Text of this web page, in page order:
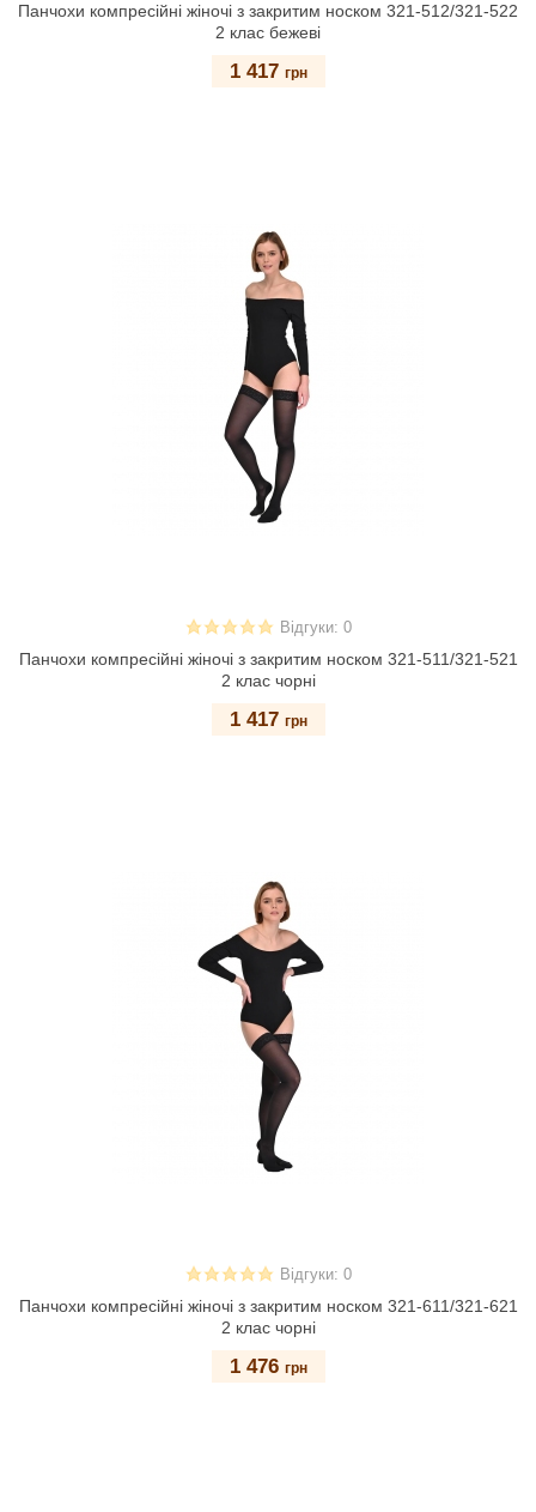
Панчохи компресійні жіночі з закритим носком 321-512/321-522
2 клас бежеві
1 417 грн
Відгуки: 0
Панчохи компресійні жіночі з закритим носком 321-511/321-521
2 клас чорні
1 417 грн
Відгуки: 0
Панчохи компресійні жіночі з закритим носком 321-611/321-621
2 клас чорні
1 476 грн